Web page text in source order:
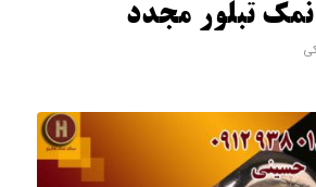
تبلور مجدد